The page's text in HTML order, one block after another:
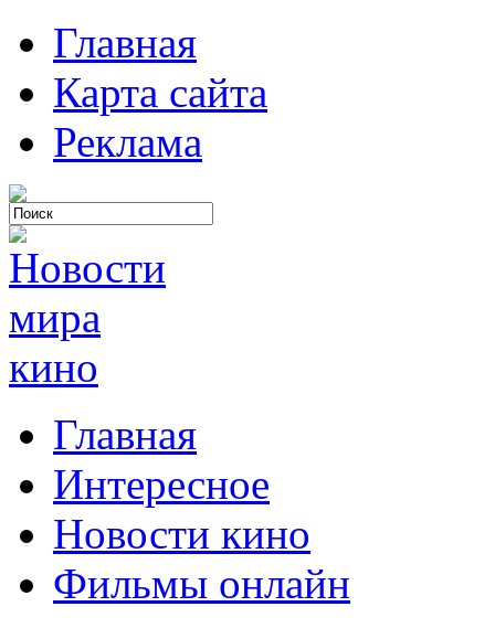
Главная
Карта сайта
Реклама
Главная
Интересное
Новости кино
Фильмы онлайн